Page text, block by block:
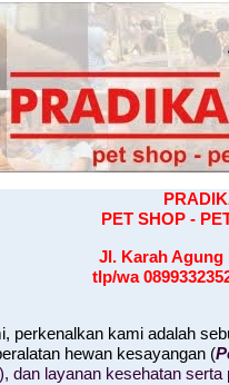
PET SHOP -
Jl. Karah Agung
tlp/wa
perkenalkan kami adalah
hewan kesayangan (
dan layanan kesehatan